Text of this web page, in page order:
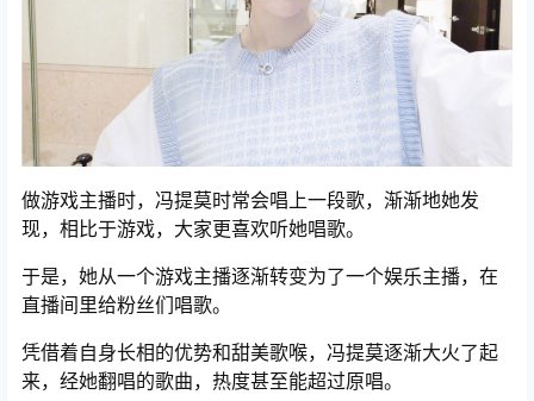
做游戏主播时，冯提莫时常会唱上一段歌，渐渐地她发
现，相比于游戏，大家更喜欢听她唱歌。
于是，她从一个游戏主播逐渐转变为了一个娱乐主播，在
直播间里给粉丝们唱歌。
凭借着自身长相的优势和甜美歌喉，冯提莫逐渐大火了起
来，经她翻唱的歌曲，热度甚至能超过原唱。